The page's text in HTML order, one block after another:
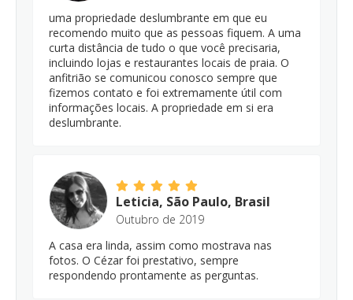
uma propriedade deslumbrante em que eu
recomendo muito que as pessoas fiquem. A uma
curta distância de tudo o que você precisaria,
incluindo lojas e restaurantes locais de praia. O
anfitrião se comunicou conosco sempre que
fizemos contato e foi extremamente útil com
informações locais. A propriedade em si era
deslumbrante.
Leticia, São Paulo, Brasil
Outubro de 2019
A casa era linda, assim como mostrava nas
fotos. O Cézar foi prestativo, sempre
respondendo prontamente as perguntas.